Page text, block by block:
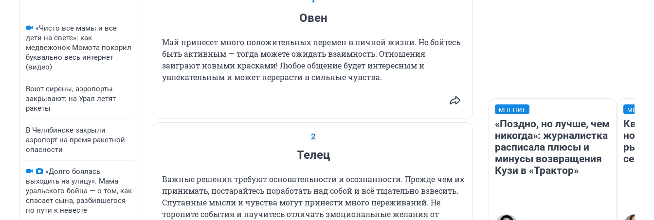
«Чисто все мамы и все
дети на свете»: как
медвежонок Момота покорил
буквально весь интернет
(видео)
Воют сирены, аэропорты
закрывают: на Урал летят
ракеты
В Челябинске закрыли
аэропорт на время ракетной
опасности
«Долго боялась
выходить на улицу». Мама
уральского бойца — о том, как
спасает сына, разбившегося
по пути к невесте
Овен
Май принесет много положительных перемен в личной жизни. Не бойтесь
быть активным — тогда можете ожидать взаимность. Отношения
заиграют новыми красками! Любое общение будет интересным и
увлекательным и может перерасти в сильные чувства.
2
Телец
Важные решения требуют основательности и осознанности. Прежде чем их
принимать, постарайтесь поработать над собой и всё тщательно взвесить.
Спутанные мысли и чувства могут принести много переживаний. Не
торопите события и научитесь отличать эмоциональные желания от
МНЕНИЕ
«Поздно, но лучше, чем
никогда»: журналистка
расписала плюсы и
минусы возвращения
Кузи в «Трактор»
но